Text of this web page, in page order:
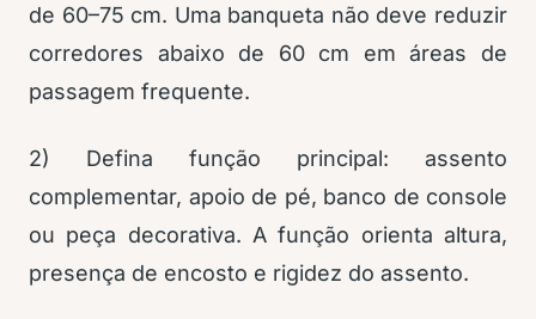
de 60–75 cm. Uma banqueta não deve reduzir
corredores abaixo de 60 cm em áreas de
passagem frequente.
2) Defina função principal: assento
complementar, apoio de pé, banco de console
ou peça decorativa. A função orienta altura,
presença de encosto e rigidez do assento.